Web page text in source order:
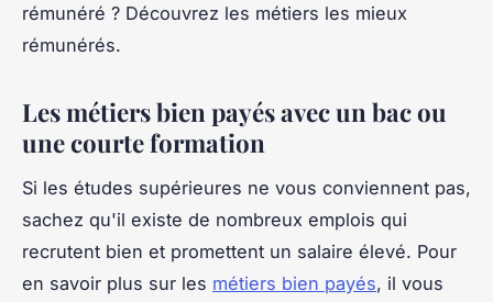
rémunéré ? Découvrez les métiers les mieux
rémunérés.
Les métiers bien payés avec un bac ou
une courte formation
Si les études supérieures ne vous conviennent pas,
sachez qu'il existe de nombreux emplois qui
recrutent bien et promettent un salaire élevé. Pour
en savoir plus sur les métiers bien payés, il vous